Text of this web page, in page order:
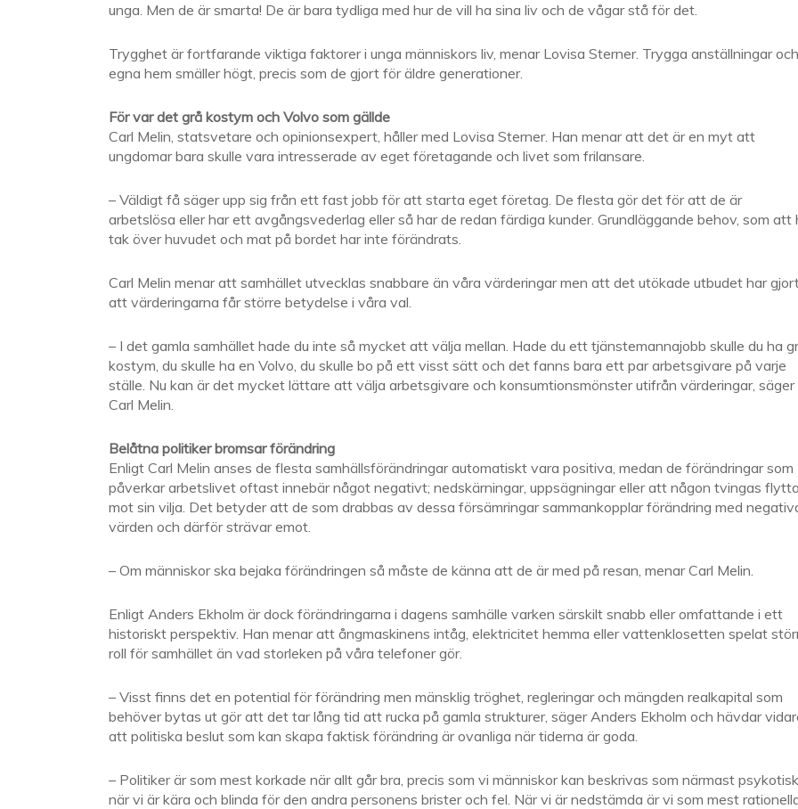
unga. Men de är smarta! De är bara tydliga med hur de vill ha sina liv och de vågar stå för det.
Trygghet är fortfarande viktiga faktorer i unga människors liv, menar Lovisa Sterner. Trygga anställningar och
egna hem smäller högt, precis som de gjort för äldre generationer.
För var det grå kostym och Volvo som gällde
Carl Melin, statsvetare och opinionsexpert, håller med Lovisa Sterner. Han menar att det är en myt att
ungdomar bara skulle vara intresserade av eget företagande och livet som frilansare.
– Väldigt få säger upp sig från ett fast jobb för att starta eget företag. De flesta gör det för att de är
arbetslösa eller har ett avgångsvederlag eller så har de redan färdiga kunder. Grundläggande behov, som att
tak över huvudet och mat på bordet har inte förändrats.
Carl Melin menar att samhället utvecklas snabbare än våra värderingar men att det utökade utbudet har
att värderingarna får större betydelse i våra val.
– I det gamla samhället hade du inte så mycket att välja mellan. Hade du ett tjänstemannajobb skulle du ha
kostym, du skulle ha en Volvo, du skulle bo på ett visst sätt och det fanns bara ett par arbetsgivare på varje
ställe. Nu kan är det mycket lättare att välja arbetsgivare och konsumtionsmönster utifrån värderingar, säger
Carl Melin.
Belåtna politiker bromsar förändring
Enligt Carl Melin anses de flesta samhällsförändringar automatiskt vara positiva, medan de förändringar som
påverkar arbetslivet oftast innebär något negativt; nedskärningar, uppsägningar eller att någon tvingas flytta
mot sin vilja. Det betyder att de som drabbas av dessa försämringar sammankopplar förändring med
värden och därför strävar emot.
– Om människor ska bejaka förändringen så måste de känna att de är med på resan, menar Carl Melin.
Enligt Anders Ekholm är dock förändringarna i dagens samhälle varken särskilt snabb eller omfattande i ett
historiskt perspektiv. Han menar att ångmaskinens intåg, elektricitet hemma eller vattenklosetten spelat
roll för samhället än vad storleken på våra telefoner gör.
– Visst finns det en potential för förändring men mänsklig tröghet, regleringar och mängden realkapital som
behöver bytas ut gör att det tar lång tid att rucka på gamla strukturer, säger Anders Ekholm och hävdar
att politiska beslut som kan skapa faktisk förändring är ovanliga när tiderna är goda.
– Politiker är som mest korkade när allt går bra, precis som vi människor kan beskrivas som närmast
när vi är kära och blinda för den andra personens brister och fel. När vi är nedstämda är vi som mest